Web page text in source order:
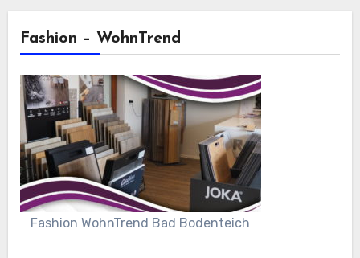
Fashion – WohnTrend
Fashion WohnTrend Bad Bodenteich